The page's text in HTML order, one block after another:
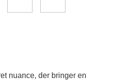
nuance, der bringer en